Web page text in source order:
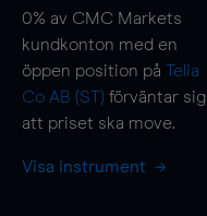
0% av CMC Markets
kundkonton med en
öppen position på Telia
Co AB (ST) förväntar sig
att priset ska move.
Visa instrument